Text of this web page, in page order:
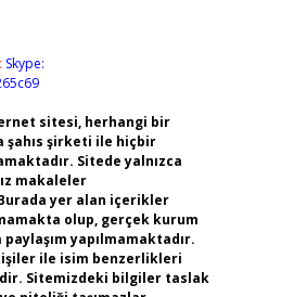
Skype:
sitesi, herhangi bir
şahıs şirketi ile hiçbir
Sitede yalnızca
makaleler
yer alan içerikler
olup, gerçek kurum
yapılmamaktadır.
ile isim benzerlikleri
Sitemizdeki bilgiler taslak